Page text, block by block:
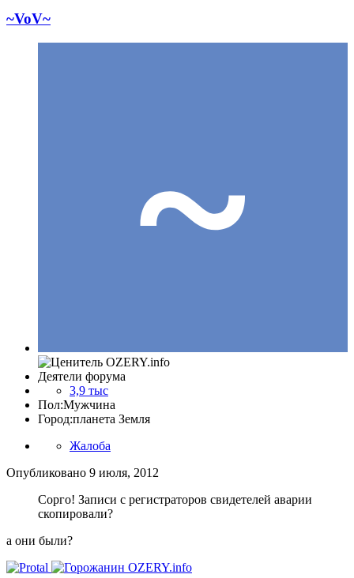
~VoV~
Деятели форума
3,9 тыс
Пол:Мужчина
Город:планета Земля
Жалоба
Опубликовано 9 июля, 2012
Сорго! Записи с регистраторов свидетелей аварии
скопировали?
а они были?